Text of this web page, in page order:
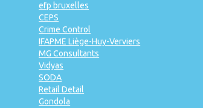
efp bruxelles
CEPS
Crime Control
IFAPME Liège-Huy-Verviers
MG Consultants
Vidyas
SODA
Retail Detail
Gondola